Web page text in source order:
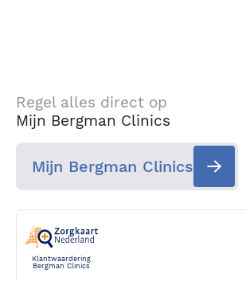
Regel alles direct op
Mijn Bergman Clinics
Mijn Bergman Clinics
Klantwaardering
Bergman Clinics